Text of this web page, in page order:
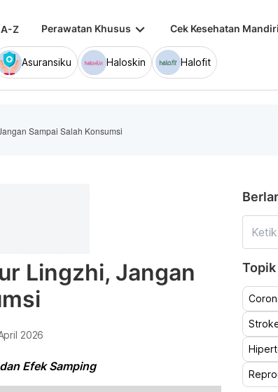
A-Z Perawatan Khusus keyboard_arrow_down Cek Kesehatan Mandiri
Asuransiku Haloskin Halofit
Sampai Salah Konsumsi
Lingzhi, Jangan
2026
Efek Samping